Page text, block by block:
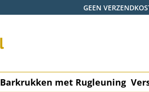
GEEN
Barkrukken met Rugleuning